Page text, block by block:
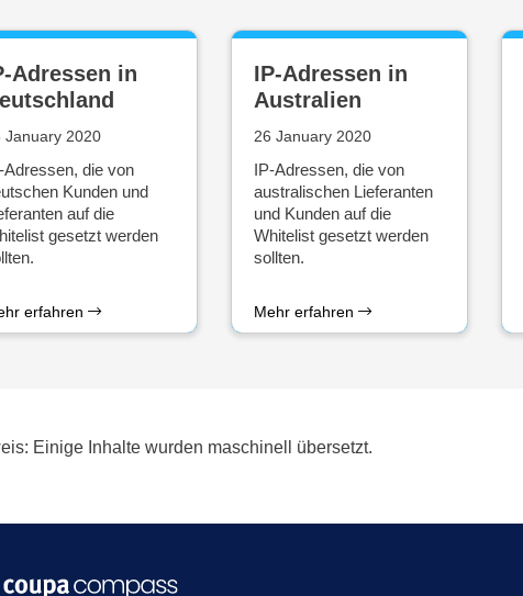
Adressen in
January 2020
Adressen, die von
Kunden und
auf die
gesetzt werden
erfahren
IP-Adressen in
Australien
26 January 2020
IP-Adressen, die von
australischen Lieferanten
und Kunden auf die
Whitelist gesetzt werden
sollten.
Mehr erfahren
Einige Inhalte wurden maschinell übersetzt.